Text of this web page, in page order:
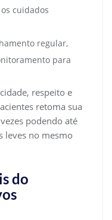
cuidados
regular,
para
respeito e
retoma sua
podendo até
leves no mesmo
do